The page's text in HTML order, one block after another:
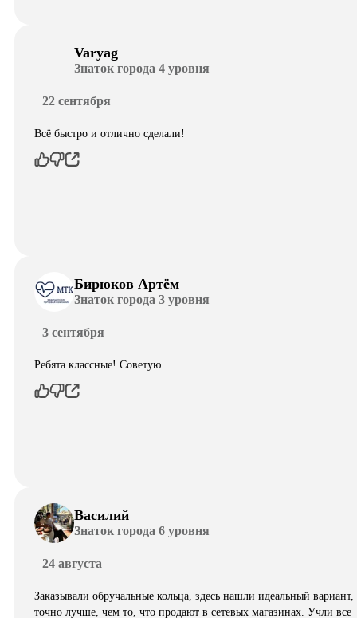
Varyag
Знаток города 4 уровня
22 сентября
Всё быстро и отлично сделали!
Бирюков Артём
Знаток города 3 уровня
3 сентября
Ребята классные! Советую
Василий
Знаток города 6 уровня
24 августа
Заказывали обручальные кольца, здесь нашли идеальный вариант,
точно лучше, чем то, что продают в сетевых магазинах. Учли все